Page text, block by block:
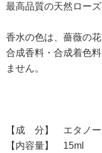
最高品質の天然ロー
香水の色は、薔薇の
合成香料・合成着色
ません。
【成 分】 エタノー
【内容量】 15ml